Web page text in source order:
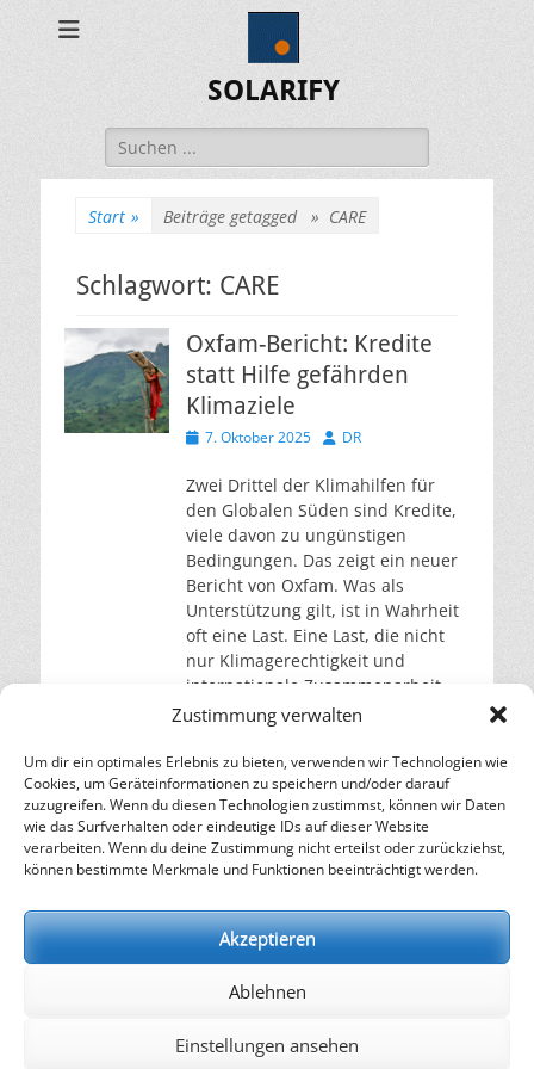
Zustimmung verwalten
Um dir ein optimales Erlebnis zu bieten, verwenden wir Technologien wie
Cookies, um Geräteinformationen zu speichern und/oder darauf
zuzugreifen. Wenn du diesen Technologien zustimmst, können wir Daten
wie das Surfverhalten oder eindeutige IDs auf dieser Website
verarbeiten. Wenn du deine Zustimmung nicht erteilst oder zurückziehst,
können bestimmte Merkmale und Funktionen beeinträchtigt werden.
Akzeptieren
Ablehnen
Einstellungen ansehen
SOLARIFY
Suchen
nach:
Start » Beiträge getagged » CARE
Schlagwort: CARE
Oxfam-Bericht: Kredite
statt Hilfe gefährden
Klimaziele
Veröffentlicht
7. Oktober 2025 Autor
DR
Zwei Drittel der Klimahilfen für
den Globalen Süden sind Kredite,
viele davon zu ungünstigen
Bedingungen. Das zeigt ein neuer
Bericht von Oxfam. Was als
Unterstützung gilt, ist in Wahrheit
oft eine Last. Eine Last, die nicht
nur Klimagerechtigkeit und
internationale Zusammenarbeit
schadet, sie bremst auch den
der öffentlichen Klimafinanzierung,
die reicheweiterlesen…
– Energie für die Zukunft –
Nachhaltigkeit, Kreislaufwirtschaft,
Erneuerbare Energien, Klimawandel und Energiewende.